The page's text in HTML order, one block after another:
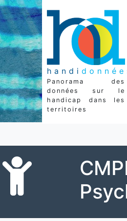
handi
Panorama des
données sur le
handicap dans les
territoires